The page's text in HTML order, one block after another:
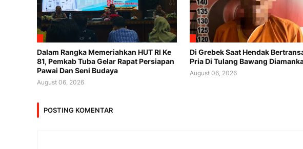
Dalam Rangka Memeriahkan HUT RI Ke
81, Pemkab Tuba Gelar Rapat Persiapan
Pawai Dan Seni Budaya
August 06, 2026
Di Grebek Saat Hendak
Pria Di Tulang Bawang
August 06, 2026
POSTING KOMENTAR